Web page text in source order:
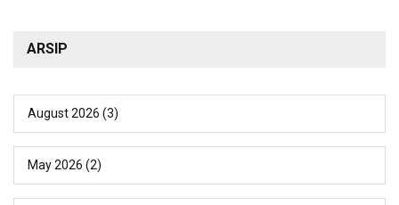
ARSIP
August 2026 (3)
May 2026 (2)